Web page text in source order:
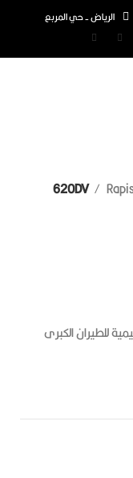
- حي المربع
620DV
الكبرى